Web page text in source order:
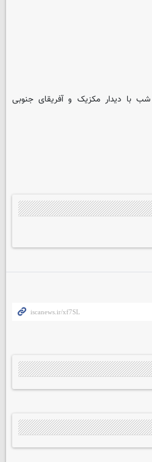
از پنج‌شنبه شب با دیدار مکزیک و آفریقای جنوبی